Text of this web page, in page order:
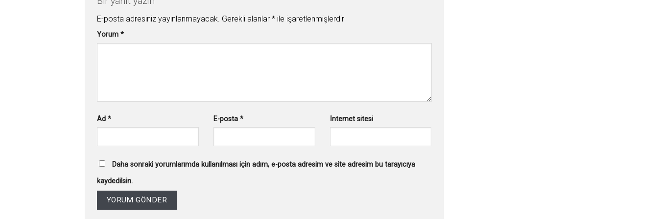
E-posta adresiniz yayınlanmayacak. Gerekli alanlar * ile işaretlenmişlerdir
Yorum *
Ad * E-posta * İnternet sitesi
Daha sonraki yorumlarımda kullanılması için adım, e-posta adresim ve site adresim bu tarayıcıya
kaydedilsin.